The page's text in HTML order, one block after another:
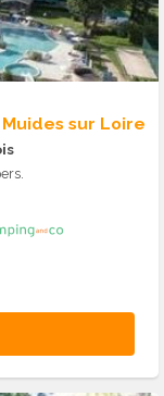
sur Loire